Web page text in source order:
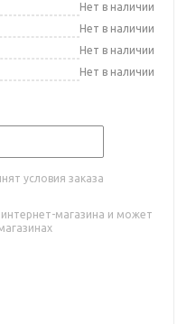
Нет в наличии
Нет в наличии
Нет в наличии
Нет в наличии
условия заказа
магазина и может